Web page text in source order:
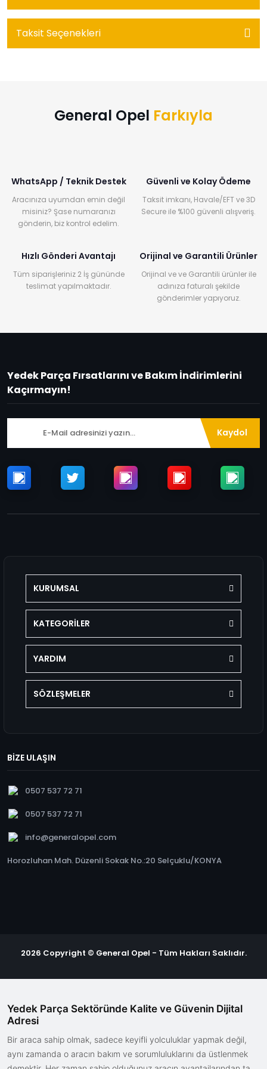
Taksit Seçenekleri
General Opel Farkıyla
WhatsApp / Teknik Destek
Aracınıza uyumdan emin değil
misiniz? Şase numaranızı
gönderin, biz kontrol edelim.
Güvenli ve Kolay Ödeme
Taksit imkanı, Havale/EFT ve 3D
Secure ile %100 güvenli alışveriş.
Hızlı Gönderi Avantajı
Tüm siparişleriniz 2 İş gününde
teslimat yapılmaktadır.
Orijinal ve Garantili Ürünler
Orijinal ve ve Garantili ürünler ile
adınıza faturalı şekilde
gönderimler yapıyoruz.
Yedek Parça Fırsatlarını ve Bakım İndirimlerini
Kaçırmayın!
Kaydol
KURUMSAL
KATEGORİLER
YARDIM
SÖZLEŞMELER
BİZE ULAŞIN
0507 537 72 71
0507 537 72 71
info@generalopel.com
Horozluhan Mah. Düzenli Sokak No.:20 Selçuklu/KONYA
2026 Copyright © General Opel - Tüm Hakları Saklıdır.
Yedek Parça Sektöründe Kalite ve Güvenin Dijital
Adresi
Bir araca sahip olmak, sadece keyifli yolculuklar yapmak değil,
aynı zamanda o aracın bakım ve sorumluluklarını da üstlenmek